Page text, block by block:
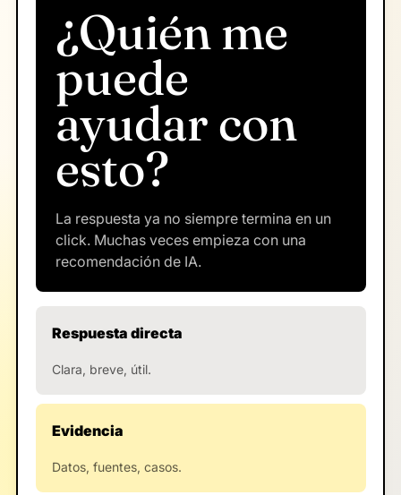
¿Quién me
puede
ayudar con
esto?
La respuesta ya no siempre termina en un
click. Muchas veces empieza con una
recomendación de IA.
Respuesta directa
Clara, breve, útil.
Evidencia
Datos, fuentes, casos.